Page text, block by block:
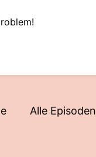
Alle Episoden